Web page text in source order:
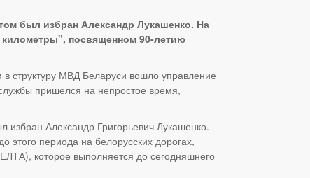
был избран Александр Лукашенко. На
посвященном 90-летию
структуру МВД Беларуси вошло управление
пришелся на непростое время,
Александр Григорьевич Лукашенко.
этого периода на белорусских дорогах,
которое выполняется до сегодняшнего